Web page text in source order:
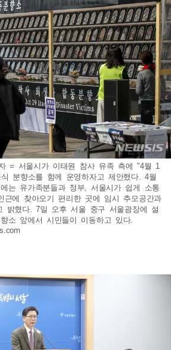
= 서울시가 이태원 참사 유족 측에 "4월 1
분향소를 함께 운영하자고 제안했다. 4월
는 유가족분들과 정부, 서울시가 쉽게 소통
근에 찾아오기 편리한 곳에 임시 추모공간과
밝혔다. 7일 오후 서울 중구 서울광장에 설
소 앞에서 시민들이 이동하고 있다.